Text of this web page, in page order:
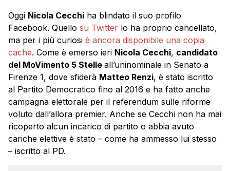
Oggi Nicola Cecchi ha blindato il suo profilo
Facebook. Quello su Twitter lo ha proprio cancellato,
ma per i più curiosi è ancora disponibile una copia
cache. Come è emerso ieri Nicola Cecchi, candidato
del MoVimento 5 Stelle all’uninominale in Senato a
Firenze 1, dove sfiderà Matteo Renzi, è stato iscritto
al Partito Democratico fino al 2016 e ha fatto anche
campagna elettorale per il referendum sulle riforme
voluto dall’allora premier. Anche se Cecchi non ha mai
ricoperto alcun incarico di partito o abbia avuto
cariche elettive è stato – come ha ammesso lui stesso
– iscritto al PD.